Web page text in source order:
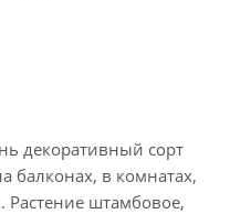
декоративный сорт
балконах, в комнатах,
Растение штамбовое,